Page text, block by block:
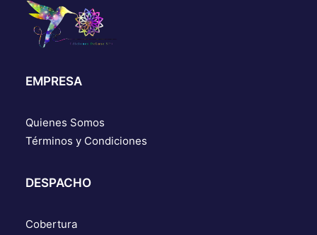
EMPRESA
Quienes Somos
Términos y Condiciones
DESPACHO
Cobertura